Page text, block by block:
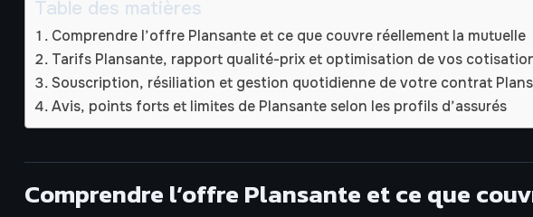
Table des matières
Comprendre l’offre Plansante et ce que couvre réellement la mutuelle
Tarifs Plansante, rapport qualité-prix et optimisation de vos
Souscription, résiliation et gestion quotidienne de votre contrat
Avis, points forts et limites de Plansante selon les profils d’assurés
Comprendre l’offre Plansante et ce que